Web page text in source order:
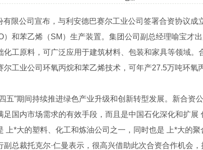
限公司宣布，与利安德巴赛尔工业公司签署合资协议成
和苯乙烯（SM）生产装置。集团公司副总经理喻宝才出
工原料，可广泛应用于建筑材料、包装和家具等领域。
尔工业公司环氧丙烷和苯乙烯技术，可年产27.5万吨环氧
五”期间持续推进绿色产业升级和创新转型发展。新合资
国内市场需求的有效手段，而且是中国石化深化和扩展
上*大的塑料、化工和炼油公司之一，同时也是 上*大的
总裁托克尔·仁曼表示，很高兴借助此次合资合作机会